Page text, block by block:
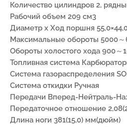
Количество цилиндров 2,
Рабочий объем 209 см3
Диаметр х Ход поршня
Максимальные обороты 5000
Обороты холостого хода 900
Топливная система
Система газораспределения
Система откидки Ручная
Передачи Вперед-Нейтраль-
Передаточное отношение
Длина ноги 381(15,0) мм(дюйм)